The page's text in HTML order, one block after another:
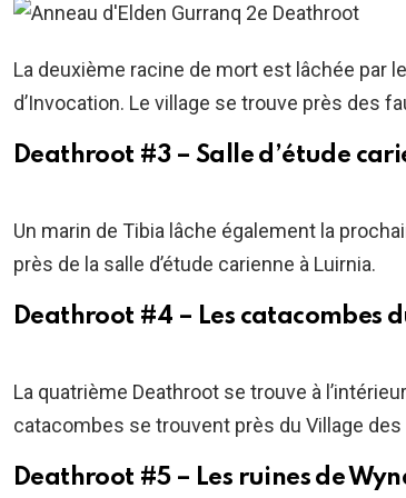
La deuxième racine de mort est lâchée par
d’Invocation. Le village se trouve près des
Deathroot #3 – Salle d’étude
Un marin de Tibia lâche également la
près de la salle d’étude carienne à Luirnia.
Deathroot #4 – Les catacombes
La quatrième Deathroot se trouve à
catacombes se trouvent près du Village
Deathroot #5 – Les ruines de